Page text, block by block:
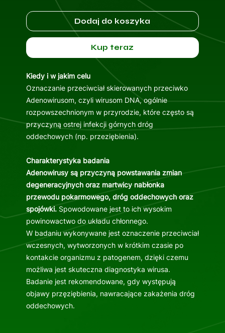
Dodaj do koszyka
Kup teraz
Kiedy i w jakim celu
Oznaczanie przeciwciał skierowanych przeciwko
Adenowirusom, czyli wirusom DNA, ogólnie
rozpowszechnionym w przyrodzie, które często są
przyczyną ostrej infekcji górnych dróg
oddechowych (np. przeziębienia).
Charakterystyka badania
Adenowirusy są przyczyną powstawania zmian
degeneracyjnych oraz martwicy nabłonka
przewodu pokarmowego, dróg oddechowych oraz
spojówki.Spowodowane jest to ich wysokim
powinowactwo do układu chłonnego.
W badaniu wykonywane jest oznaczenie przeciwciał
wczesnych, wytworzonych w krótkim czasie po
kontakcie organizmu z patogenem, dzięki czemu
możliwa jest skuteczna diagnostyka wirusa.
Badanie jest rekomendowane, gdy występują
objawy przęziębienia, nawracające zakażenia dróg
oddechowych.